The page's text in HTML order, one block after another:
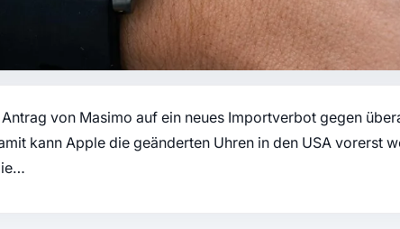
von Masimo auf ein neues Importverbot gegen
kann Apple die geänderten Uhren in den USA vorerst